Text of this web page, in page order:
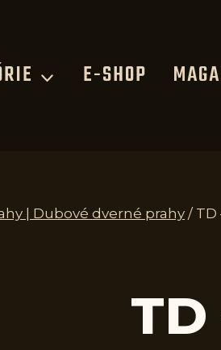
E-SHOP
| Dubové dverné prahy / TD
TD